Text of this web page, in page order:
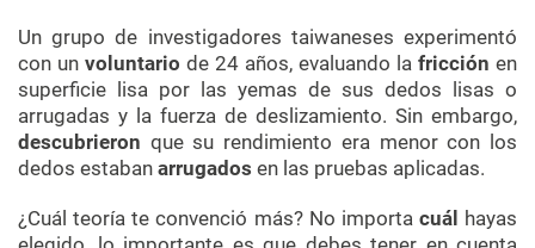
Un grupo de investigadores taiwaneses experimentó
con un voluntario de 24 años, evaluando la fricción en
superficie lisa por las yemas de sus dedos lisas o
arrugadas y la fuerza de deslizamiento. Sin embargo,
descubrieron que su rendimiento era menor con los
dedos estaban arrugados en las pruebas aplicadas.
¿Cuál teoría te convenció más? No importa cuál hayas